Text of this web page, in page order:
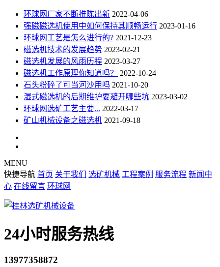
环球网厂家不断推陈出新 2022-04-06
强磁磁选机使用中如何保持其顺畅运行 2023-01-16
环球网工艺是怎么进行的? 2021-12-23
磁选机技术的发展趋势 2023-02-21
磁选机发展的风雨历程 2023-03-27
磁选机工作原理你知道吗？
2022-10-24
石头粉碎了可当河沙用吗 2021-10-20
湿式磁选机的后期维护要避开哪些坑 2023-03-02
环球网选矿工艺主要... 2022-03-17
矿山机械设备之磁选机 2021-09-18
MENU
快捷导航 首页 关于我们 选矿机械 工程案例 服务流程 新闻中
心 在线留言 环球网
24小时服务热线
13977358872